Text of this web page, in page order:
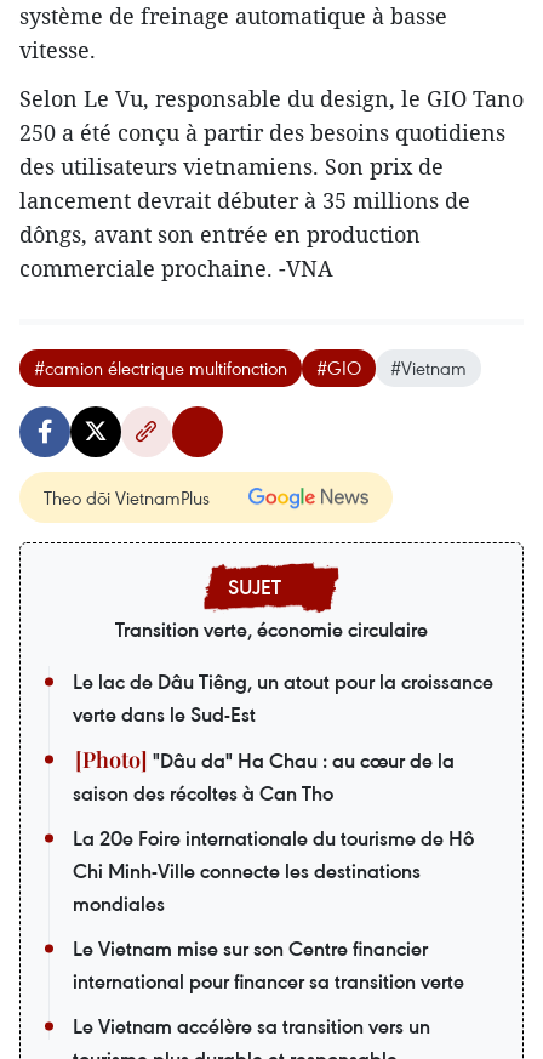
système de freinage automatique à basse
vitesse.
Selon Le Vu, responsable du design, le GIO Tano
250 a été conçu à partir des besoins quotidiens
des utilisateurs vietnamiens. Son prix de
lancement devrait débuter à 35 millions de
dôngs, avant son entrée en production
commerciale prochaine. -VNA
#camion électrique multifonction #GIO #Vietnam
Theo dõi VietnamPlus
Transition verte, économie circulaire
Le lac de Dâu Tiêng, un atout pour la croissance
verte dans le Sud-Est
"Dâu da" Ha Chau : au cœur de la
saison des récoltes à Can Tho
La 20e Foire internationale du tourisme de Hô
Chi Minh-Ville connecte les destinations
mondiales
Le Vietnam mise sur son Centre financier
international pour financer sa transition verte
Le Vietnam accélère sa transition vers un